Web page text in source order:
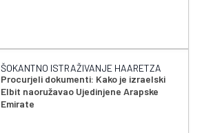
ŠOKANTNO ISTRAŽIVANJE HAARETZA
Procurjeli dokumenti: Kako je izraelski
Elbit naoružavao Ujedinjene Arapske
Emirate